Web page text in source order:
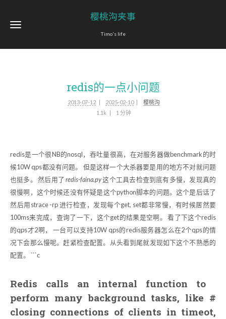
樱桃沟夹事
Timo's life
redis的一点小问题
2013-07-12 2025-02-10
樱桃沟
1.1k
1 分钟
redis是一个很NB的nosql，吞吐量很高，在对服务器做benchmark的时
候10W qps都没有问题。 但是这样一个大杀器要是用的地方不对就问题
也挺多。 然后用了redis-faina.py这个工具去检查到底有多慢，发现真的
很慢啊，这个时候还没有怀疑是这个python脚本的问题。这个是后话了
然后用strace -rp 进行检查，发现每个get, set都非常慢，有时候居然要
100ms来完成，查询了一下，这个get的结果是空啊。 看了下这个redis
的qps才2啊， 一台可以支持10W qps的redis服务器怎么在2个qps的情
况下会那么慢呢。赶紧检查配置。从头看到尾就发现如下这个不熟悉的
配置。 ```c
Redis calls an internal function to
perform many background tasks, like #
closing connections of clients in timeot,